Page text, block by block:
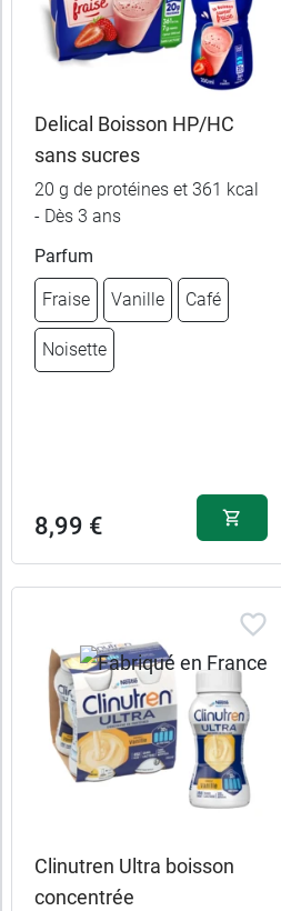
Chocolat
Caramel
Fruits de la forêt 8,99 €
Abricot
Delical Boisson HP/HC
sans sucres
20 g de protéines et 361 kcal
- Dès 3 ans
Parfum
Fraise Vanille Café
Noisette
8,99 €
Clinutren Ultra boisson
concentrée